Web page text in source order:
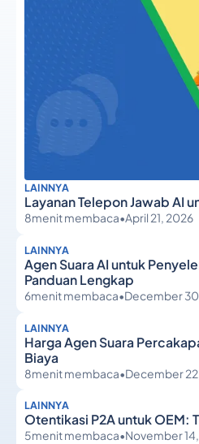
LAINNYA
Layanan Telepon Jawab AI
8menit membaca•April 21, 2026
LAINNYA
Agen Suara AI untuk
Panduan Lengkap
6menit membaca•December
LAINNYA
Harga Agen Suara
Biaya
8menit membaca•December
LAINNYA
Otentikasi P2A untuk OEM:
5menit membaca•November